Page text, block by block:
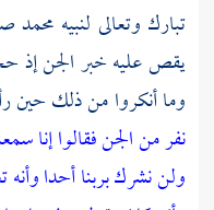
تبارك وتعالى لنبيه محمد
يقص عليه خبر الجن إذ
وما أنكروا من ذلك حين
نفر من الجن فقالوا إنا
ولن نشرك بربنا أحدا وأنه